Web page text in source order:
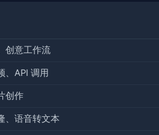
创意工作流
、API 调用
创作
、语音转文本